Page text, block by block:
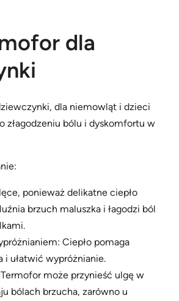
dla
dla niemowląt i dzieci
złagodzeniu bólu i dyskomfortu w
ponieważ delikatne ciepło
brzuch maluszka i łagodzi ból
Ciepło pomaga
i ułatwić wypróżnianie.
może przynieść ulgę w
bólach brzucha, zarówno u